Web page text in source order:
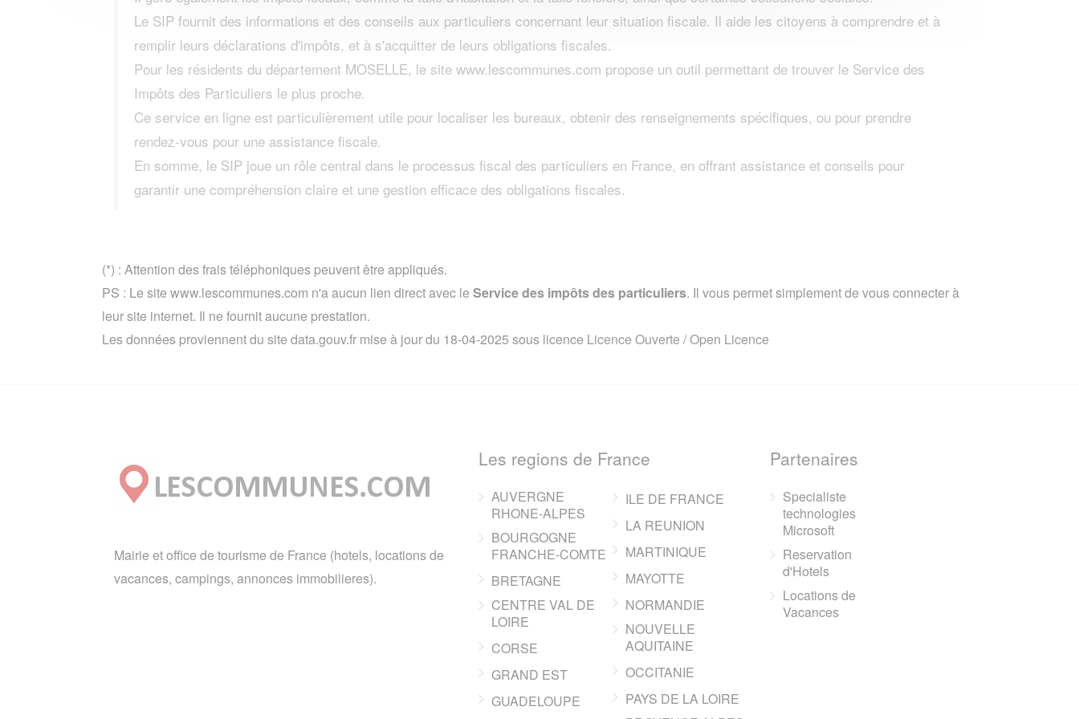
Le SIP fournit des informations et des conseils aux particuliers concernant leur situation fiscale. Il aide les citoyens à comprendre et à
remplir leurs déclarations d'impôts, et à s'acquitter de leurs obligations fiscales.
Pour les résidents du département MOSELLE, le site www.lescommunes.com propose un outil permettant de trouver le Service des
Impôts des Particuliers le plus proche.
Ce service en ligne est particulièrement utile pour localiser les bureaux, obtenir des renseignements spécifiques, ou pour prendre
rendez-vous pour une assistance fiscale.
En somme, le SIP joue un rôle central dans le processus fiscal des particuliers en France, en offrant assistance et conseils pour
garantir une compréhension claire et une gestion efficace des obligations fiscales.
(*) : Attention des frais téléphoniques peuvent être appliqués.
PS : Le site www.lescommunes.com n'a aucun lien direct avec le Service des impôts des particuliers. Il vous permet simplement de vous connecter à
leur site internet. Il ne fournit aucune prestation.
Les données proviennent du site data.gouv.fr mise à jour du 18-04-2025 sous licence Licence Ouverte / Open Licence
Mairie et office de tourisme de France (hotels, locations de
vacances, campings, annonces immobilieres).
Les regions de France
AUVERGNE
RHONE-ALPES
BOURGOGNE
FRANCHE-COMTE
BRETAGNE
CENTRE VAL DE
LOIRE
CORSE
GRAND EST
GUADELOUPE
ILE DE FRANCE
LA REUNION
MARTINIQUE
MAYOTTE
NORMANDIE
NOUVELLE
AQUITAINE
OCCITANIE
PAYS DE LA LOIRE
Partenaires
Specialiste
technologies
Microsoft
Reservation
d'Hotels
Locations de
Vacances